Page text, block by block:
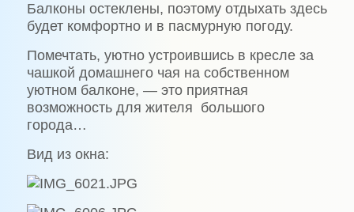
Балконы остеклены, поэтому отдыхать здесь
будет комфортно и в пасмурную погоду.
Помечтать, уютно устроившись в кресле за
чашкой домашнего чая на собственном
уютном балконе, — это приятная
возможность для жителя большого
города…
Вид из окна: